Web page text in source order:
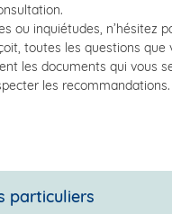
ou inquiétudes, n’hésitez
toutes les questions que
les documents qui vous
les recommandations.
particuliers